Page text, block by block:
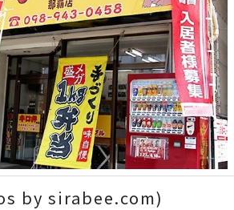
by sirabee.com)